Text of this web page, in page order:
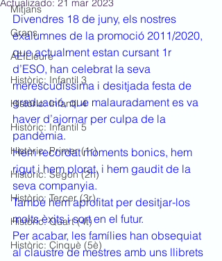
Mitjans
Grans
AEILleure
Històric: Infantil 3
Històric: Infantil 4
Històric: Infantil 5
Històric: Primer (1r)
Històric: Segon (2n)
Històric: Tercer (3r)
Històric: Quart (4t)
Històric: Cinquè (5è)
Actualizado: 21 mar 2023
Divendres 18 de juny, els nostres
exalumnes de la promoció 2011/2020,
que actualment estan cursant 1r
d’ESO, han celebrat la seva
merescudíssima i desitjada festa de
graduació, que malauradament es va
haver d’ajornar per culpa de la
pandèmia.
Hem recordat moments bonics, hem
rigut i hem plorat, i hem gaudit de la
seva companyia.
També hem aprofitat per desitjar-los
molts èxits i sort en el futur.
Per acabar, les famílies han obsequiat
al claustre de mestres amb uns llibrets